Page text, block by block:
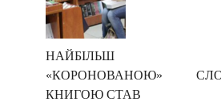
НАЙБІЛЬШ
«КОРОНОВАНОЮ»
КНИГОЮ СТАВ